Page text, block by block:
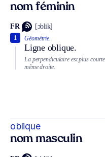
nom féminin
FR [ɔblik]
Géométrie.
Ligne oblique.
1
La perpendiculaire est plus
même droite.
oblique
nom masculin